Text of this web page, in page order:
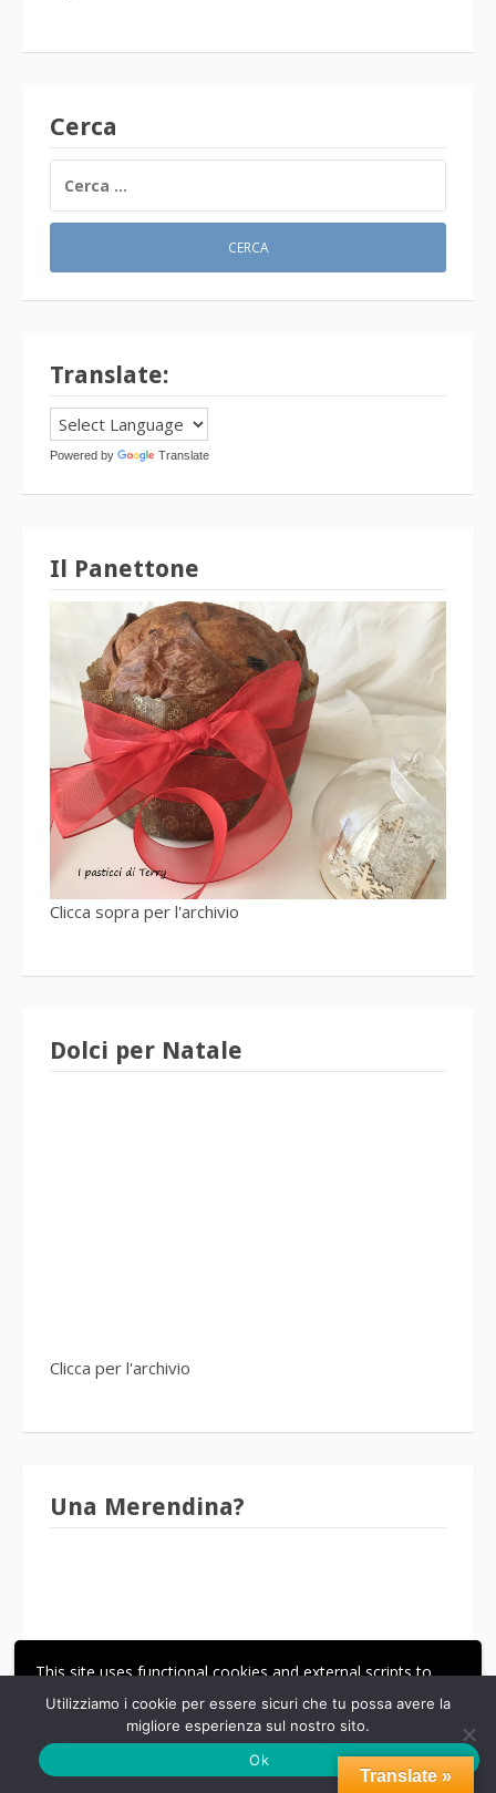
This site uses functional cookies and external scripts to
improve your experience.
LE MIE IMPOSTAZIONI
ACCETTA
Cerca
PER:
Translate:
Powered by Translate
Il Panettone
Clicca sopra per l'archivio
Dolci per Natale
Clicca per l'archivio
Una Merendina?
Translate »
Utilizziamo i cookie per essere sicuri che tu possa avere la
migliore esperienza sul nostro sito.
Ok